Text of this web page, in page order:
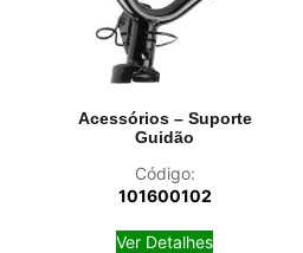
Acessórios – Suporte
Guidão
Código:
101600102
Ver Detalhes